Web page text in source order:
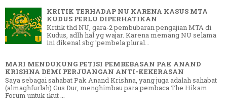
KRITIK TERHADAP NU KARENA KASUS MTA
KUDUS PERLU DIPERHATIKAN
Kritik thd NU, gara-2 pembubaran pengajian MTA di
Kudus, adlh hal yg wajar. Karena memang NU selama
ini dikenal sbg 'pembela plural...
MARI MENDUKUNG PETISI PEMBEBASAN PAK ANAND
KRISHNA DEMI PERJUANGAN ANTI-KEKERASAN
Saya sebagai sahabat Pak Anand Krishna, yang juga adalah sahabat
(almaghfurlah) Gus Dur, menghimbau para pembaca The Hikam
Forum untuk ikut ...